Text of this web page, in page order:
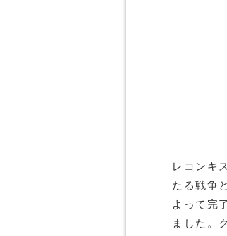
レコンキ
たる戦争
よって完
ました。